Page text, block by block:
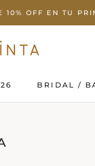
10% OFF EN TU
BRIDAL /